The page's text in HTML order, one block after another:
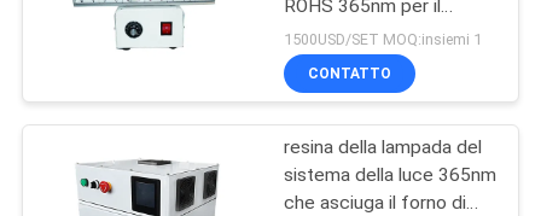
ROHS 365nm per il
rivestimento della resina
1500USD/SET MOQ:insiemi 1
CONTATTO
resina della lampada del
sistema della luce 365nm
che asciuga il forno di